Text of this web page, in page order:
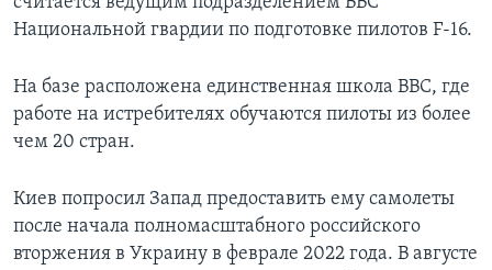
Национальной гвардии по подготовке пилотов F-16.
На базе расположена единственная школа ВВС, где
работе на истребителях обучаются пилоты из более
чем 20 стран.
Киев попросил Запад предоставить ему самолеты
после начала полномасштабного российского
вторжения в Украину в феврале 2022 года. В августе